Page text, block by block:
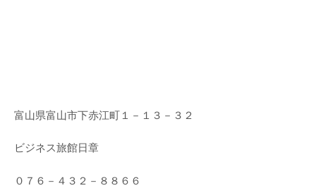
富山県富山市下赤江町１－１３－３２
ビジネス旅館日章
０７６－４３２－８８６６